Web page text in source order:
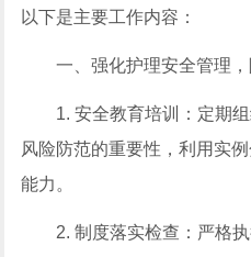
以下是主要工作内容：
一、强化护理安全管理
1. 安全教育培训：定期
风险防范的重要性，利用实
能力。
2. 制度落实检查：严格